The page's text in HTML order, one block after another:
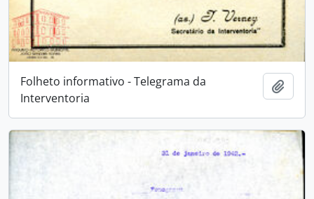
Folheto informativo - Telegrama da
Interventoria